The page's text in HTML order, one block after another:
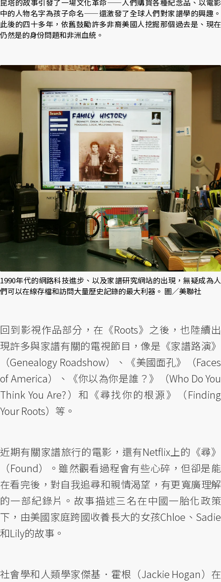
昆塔的故事引發了一場文化革命——人們購買各種紀念品、以電影
中的人物名字為孩子命名——還激發了全球人們對家譜學的興趣。
此後的四十多年，依舊鼓勵許多非裔美國人挖掘那個過去是、現在
仍然是的身份問題和非洲血統。
1990年代的網路科技進步、以及家譜研究網站的出現，無疑成為人
們可以在線存檔和訪問大量歷史記錄的最大利器。 圖／美聯社
回到影視作品部分，在《Roots》之後，也陸續出
現許多與家譜有關的電視節目，像是《家譜路演》
（Genealogy Roadshow）、《美國面孔》（Faces
of America）、《你以為你是誰？》（Who Do You
Think You Are?）和《尋找你的根源》（Finding
Your Roots）等。
近期有關家譜旅行的電影，還有Netflix上的《尋》
（Found）。雖然觀看過程會有些心碎，但卻是能
在看完後，對自我追尋和親情渴望，有更寬廣理解
的一部紀錄片。故事描述三名在中國一胎化政策
下，由美國家庭跨國收養長大的女孩Chloe、Sadie
和Lily的故事。
社會學和人類學家傑基．霍根（Jackie Hogan）在